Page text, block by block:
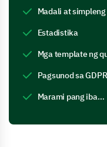
Madali at
Estadistika
Mga template ng
Pagsunod sa GDPR
Marami pang iba…